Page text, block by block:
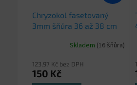
Chryzokol fasetovaný
3mm šňůra 36 až 38 cm
Skladem (16 šňůra)
123,97 Kč bez DPH
150 Kč